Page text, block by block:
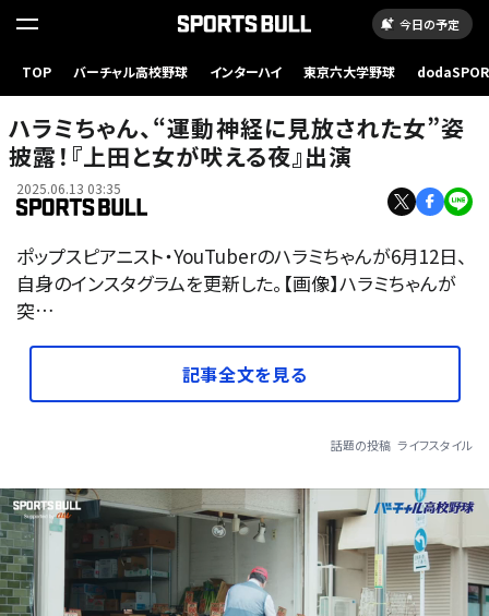
今日の予定
TOP バーチャル高校野球 インターハイ 東京六大学野球
ハラミちゃん、“運動神経に見放された女”姿
披露！『上田と女が吠える夜』出演
2025.06.13 03:35
ポップスピアニスト・YouTuberのハラミちゃんが6月12日、
自身のインスタグラムを更新した。【画像】ハラミちゃんが
突…
記事全文を見る
話題の投稿 ライフスタイル